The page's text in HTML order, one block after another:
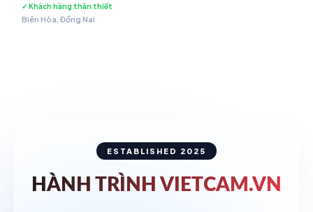
✓ Khách hàng thân thiết
Biên Hòa, Đồng Nai
ESTABLISHED 2025
HÀNH TRÌNH VIETCAM.VN